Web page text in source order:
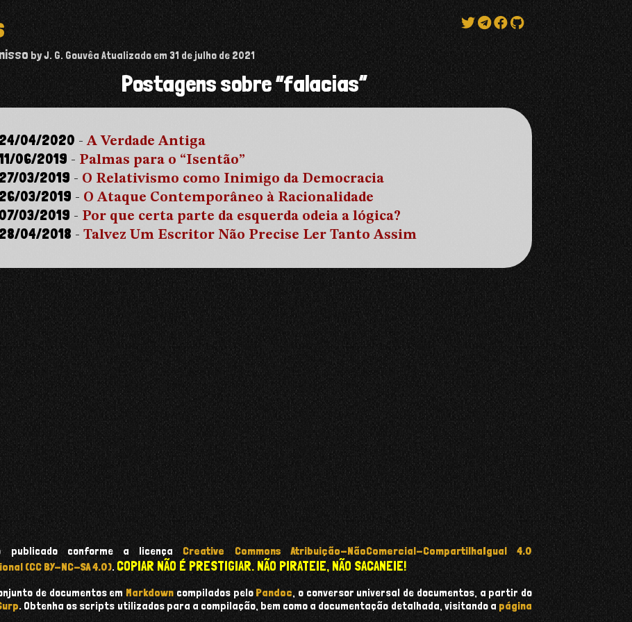
by J. G. Gouvêa Atualizado em31 de julho de 2021
Postagens sobre “falacias”
24/04/2020 -A Verdade Antiga
06/2019 - Palmas para o “Isentão”
27/03/2019 - O Relativismo como Inimigo da Democracia
26/03/2019 - O Ataque Contemporâneo à Racionalidade
07/03/2019 - Por que certa parte da esquerda odeia a lógica?
28/04/2018 -Talvez Um Escritor Não Precise Ler Tanto Assim
publicado conforme a licença Creative Commons Atribuição-NãoComercial-CompartilhaIgual 4.0
(CC BY-NC-SA 4.0). COPIAR NÃO É PRESTIGIAR. NÃO PIRATEIE, NÃO SACANEIE!
de documentos emMarkdown compilados pelo Pandoc , o conversor universal de documentos, a partir do
. Obtenha os scripts utilizados para a compilação, bem como a documentação detalhada, visitando a página